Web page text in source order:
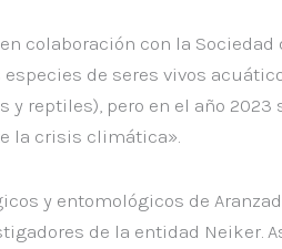
colaboración con la
de seres vivos
reptiles), pero en el año
la crisis climática».
y entomológicos de
de la entidad Neiker.